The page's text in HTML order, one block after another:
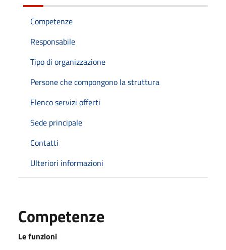
Competenze
Responsabile
Tipo di organizzazione
Persone che compongono la struttura
Elenco servizi offerti
Sede principale
Contatti
Ulteriori informazioni
Competenze
Le funzioni